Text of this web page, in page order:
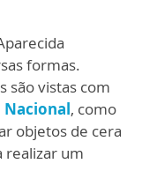
formas.
são vistas com
, como
objetos de cera
realizar um